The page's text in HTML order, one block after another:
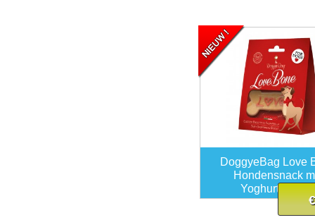
DoggyeBag Love
Hondensnack